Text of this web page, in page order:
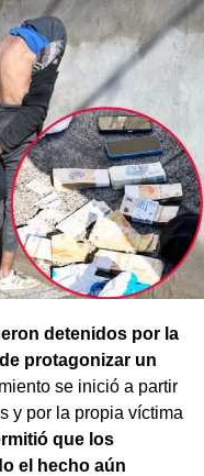
detenidos por la
protagonizar un
se inició a partir
y por la propia víctima
que los
el hecho aún